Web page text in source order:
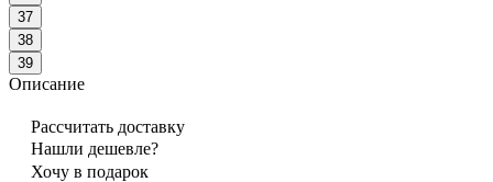
37
38
39
Описание
Рассчитать доставку
Нашли дешевле?
Хочу в подарок